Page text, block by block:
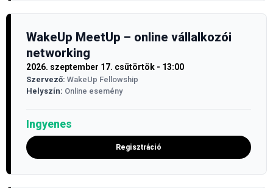
WakeUp MeetUp – online vállalkozói
networking
2026. szeptember 17. csütörtök - 13:00
Szervező: WakeUp Fellowship
Helyszín: Online esemény
Ingyenes
Regisztráció